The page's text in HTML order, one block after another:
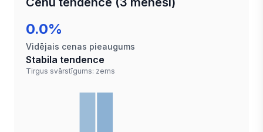
0.0%
Vidējais cenas pieaugums
Stabila tendence
Tirgus svārstīgums: zems